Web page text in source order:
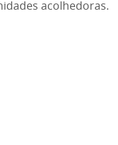
acolhedoras.